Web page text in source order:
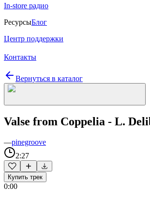
In-store радио
РесурсыБлог
Центр поддержки
Контакты
Вернуться в каталог
Valse from Coppelia - L.
—pinegroove
2:27
Купить трек
0:00